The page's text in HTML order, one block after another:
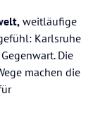
weitläufige
Karlsruhe
Die
machen die